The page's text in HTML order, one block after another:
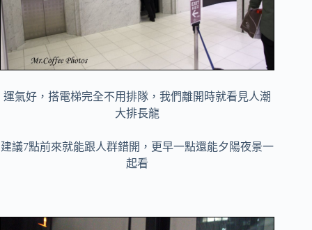
運氣好，搭電梯完全不用排隊，我們離開時就看見人潮
大排長龍
建議7點前來就能跟人群錯開，更早一點還能夕陽夜景一
起看